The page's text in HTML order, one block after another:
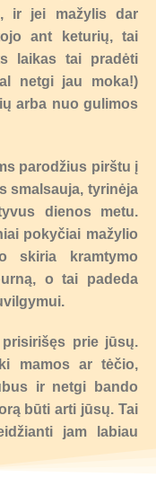
ir jei mažylis dar
ant keturių, tai
laikas tai pradėti
netgi jau moka!)
arba nuo gulimos
parodžius pirštu į
smalsauja, tyrinėja
dienos metu.
pokyčiai mažylio
skiria kramtymo
o tai padeda
prie jūsų.
mamos ar tėčio,
ir netgi bando
būti arti jūsų. Tai
jam labiau